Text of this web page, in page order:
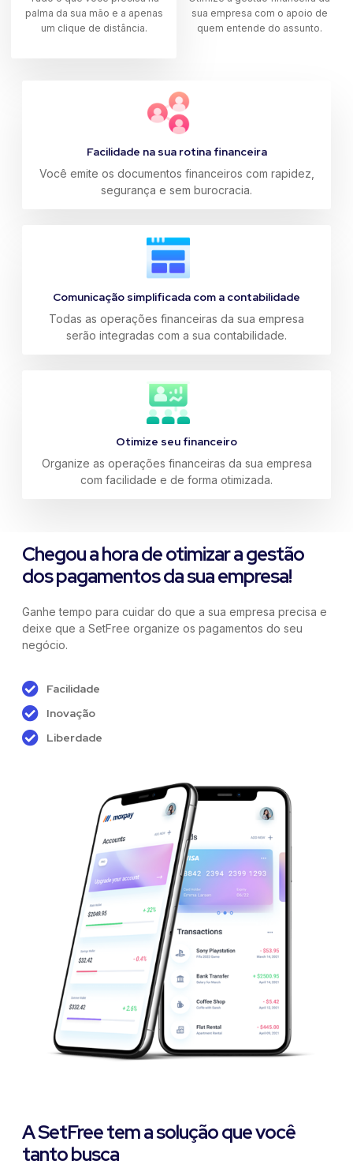
palma da sua mão e a apenas
um clique de distância.
sua empresa com o apoio de
quem entende do assunto.
Facilidade na sua rotina financeira
Você emite os documentos financeiros com rapidez,
segurança e sem burocracia.
Comunicação simplificada com a contabilidade
Todas as operações financeiras da sua empresa
serão integradas com a sua contabilidade.
Otimize seu financeiro
Organize as operações financeiras da sua empresa
com facilidade e de forma otimizada.
Chegou a hora de otimizar a gestão
dos pagamentos da sua empresa!
Ganhe tempo para cuidar do que a sua empresa precisa e
deixe que a SetFree organize os pagamentos do seu
negócio.
Facilidade
Inovação
Liberdade
A SetFree tem a solução que você
tanto busca